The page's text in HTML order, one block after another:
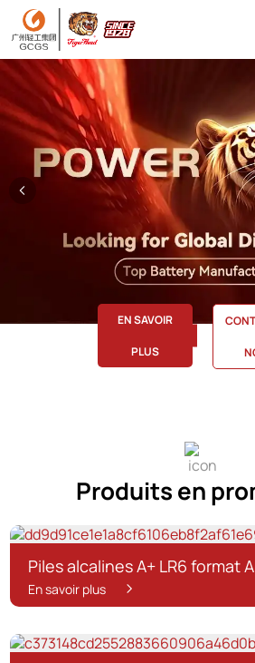
EN SAVOIR
PLUS
Produits en
Piles alcalines A+ LR6 format
En savoir plus